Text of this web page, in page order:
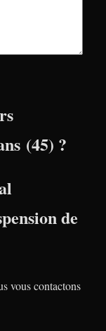
(45) ?
de
vous contactons